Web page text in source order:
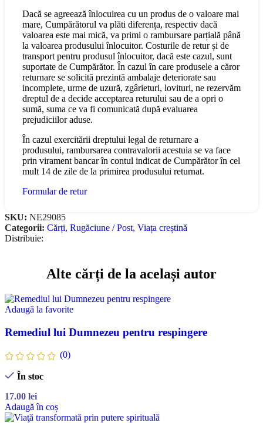
Dacă se agreează înlocuirea cu un produs de o valoare mai
mare, Cumpărătorul va plăti diferența, respectiv dacă
valoarea este mai mică, va primi o rambursare parțială până
la valoarea produsului înlocuitor. Costurile de retur și de
transport pentru produsul înlocuitor, dacă este cazul, sunt
suportate de Cumpărător. În cazul în care produsele a căror
returnare se solicită prezintă ambalaje deteriorate sau
incomplete, urme de uzură, zgârieturi, lovituri, ne rezervăm
dreptul de a decide acceptarea returului sau de a opri o
sumă, suma ce va fi comunicată după evaluarea
prejudiciilor aduse.
În cazul exercitării dreptului legal de returnare a
produsului, rambursarea contravalorii acestuia se va face
prin virament bancar în contul indicat de Cumpărător în cel
mult 14 de zile de la primirea produsului returnat.
Formular de retur
SKU: NE29085
Categorii: Cărți, Rugăciune / Post, Viața creștină
Distribuie:
Alte cărți de la același autor
Adaugă la favorite
Remediul lui Dumnezeu pentru respingere
(0)
În stoc
17.00 lei
Adaugă în coș